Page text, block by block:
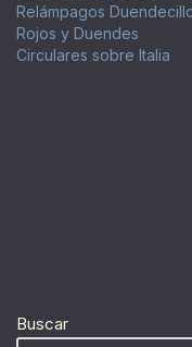
Relámpagos
Rojos y Duendes
Circulares sobre Italia
Buscar